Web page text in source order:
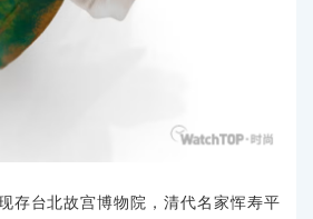
存台北故宫博物院，清代名家恽寿平